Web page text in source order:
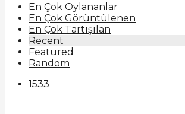
En Çok Oylananlar
En Çok Görüntülenen
En Çok Tartışılan
Recent
Featured
Random
1533